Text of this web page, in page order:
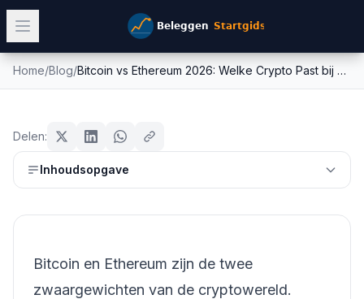
Home/Blog/ Bitcoin vs Ethereum 2026: Welke Crypto Past bij Jouw Port...
Crypto Past bij Jouw Port...
24 februari 202621
Delen:
Inhoudsopgave
Bitcoin en Ethereum zijn de twee
zwaargewichten van de cryptowereld.